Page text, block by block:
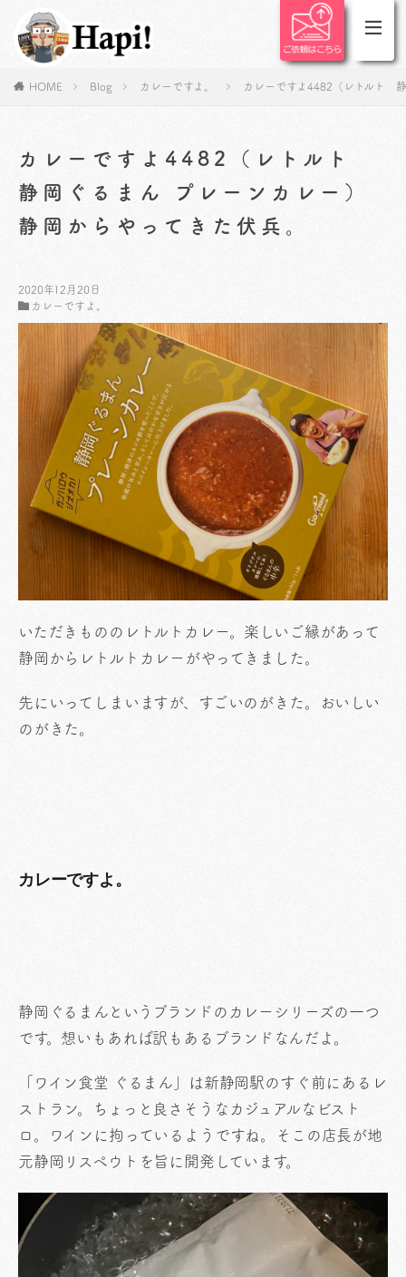
HOME Blog カレーですよ。 カレーですよ4482（レトルト
カレーですよ4482（レトルト
静岡ぐるまん プレーンカレー）
静岡からやってきた伏兵。
2020年12月20日
カレーですよ。
いただきもののレトルトカレー。楽しいご縁があって
静岡からレトルトカレーがやってきました。
先にいってしまいますが、すごいのがきた。おいしい
のがきた。
カレーですよ。
静岡ぐるまんというブランドのカレーシリーズの一つ
です。想いもあれば訳もあるブランドなんだよ。
「ワイン食堂 ぐるまん」は新静岡駅のすぐ前にあるレ
ストラン。ちょっと良さそうなカジュアルなビスト
ロ。ワインに拘っているようですね。そこの店長が地
元静岡リスペウトを旨に開発しています。